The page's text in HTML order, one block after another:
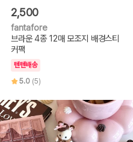
2,500
fantafore
브라운 4종 12매 모조지 배경스티
커팩
텐텐배송
5.0 (5)